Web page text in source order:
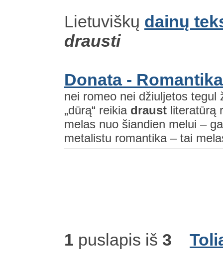
Lietuviškų dainų
drausti
Donata - Romantika
nei romeo nei džiuljetos
„dūrą“ reikia draust literatūrą
melas nuo šiandien melui –
metalistu romantika – tai
1 puslapis iš 3